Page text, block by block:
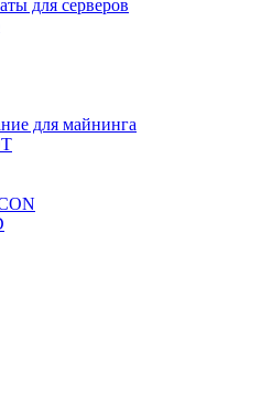
для серверов
для майнинга